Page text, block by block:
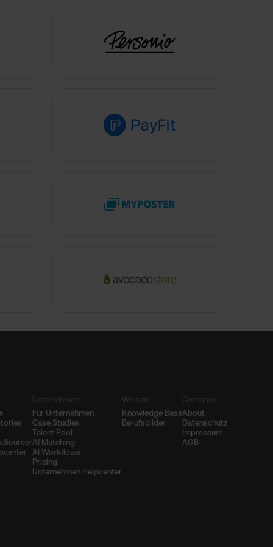
Unternehmen
Für Unternehmen
Case Studies
Talent Pool
AI Matching
AI Workflows
Pricing
Unternehmen Helpcenter
Wissen
Knowledge Base
Berufsbilder
Company
About
Datenschutz
Impressum
AGB